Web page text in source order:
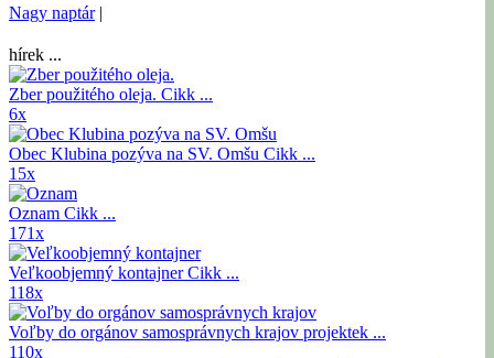
Nagy naptár|
hírek ...
Zber použitého oleja. Cikk ...
6x
Obec Klubina pozýva na SV. Omšu Cikk ...
15x
Oznam Cikk ...
171x
Veľkoobjemný kontajnerCikk ...
118x
Voľby do orgánov samosprávnych krajov projektek ...
110x